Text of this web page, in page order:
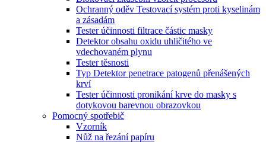
Ochranný oděv Testovací systém proti kyselinám
a zásadám
Tester účinnosti filtrace částic masky
Detektor obsahu oxidu uhličitého ve
vdechovaném plynu
Tester těsnosti
Typ Detektor penetrace patogenů přenášených
krví
Tester účinnosti pronikání krve do masky s
dotykovou barevnou obrazovkou
Pomocný spotřebič
Vzorník
Nůž na řezání papíru